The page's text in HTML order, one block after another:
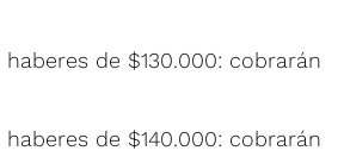
de $130.000: cobrarán
de $140.000: cobrarán